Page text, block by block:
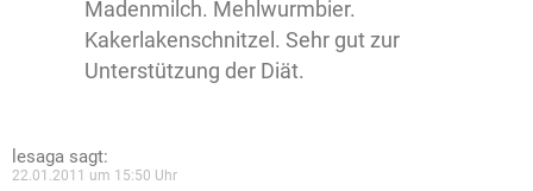
Madenmilch. Mehlwurmbier.
Kakerlakenschnitzel. Sehr gut zur
Unterstützung der Diät.
lesaga sagt:
22.01.2011 um 15:50 Uhr